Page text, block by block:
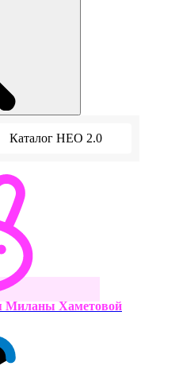
Каталог НЕО 2.0
Миланы Хаметовой